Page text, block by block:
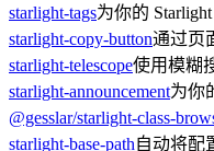
starlight-tags为你的
starlight-copy-button通过页
starlight-telescope使用模糊
starlight-announcement为你
@gesslar/starlight-class-
starlight-base-path自动将配